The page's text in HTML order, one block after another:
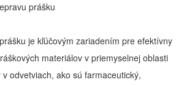
prášku
je kľúčovým zariadením pre efektívny
materiálov v priemyselnej oblasti
odvetviach, ako sú farmaceutický,